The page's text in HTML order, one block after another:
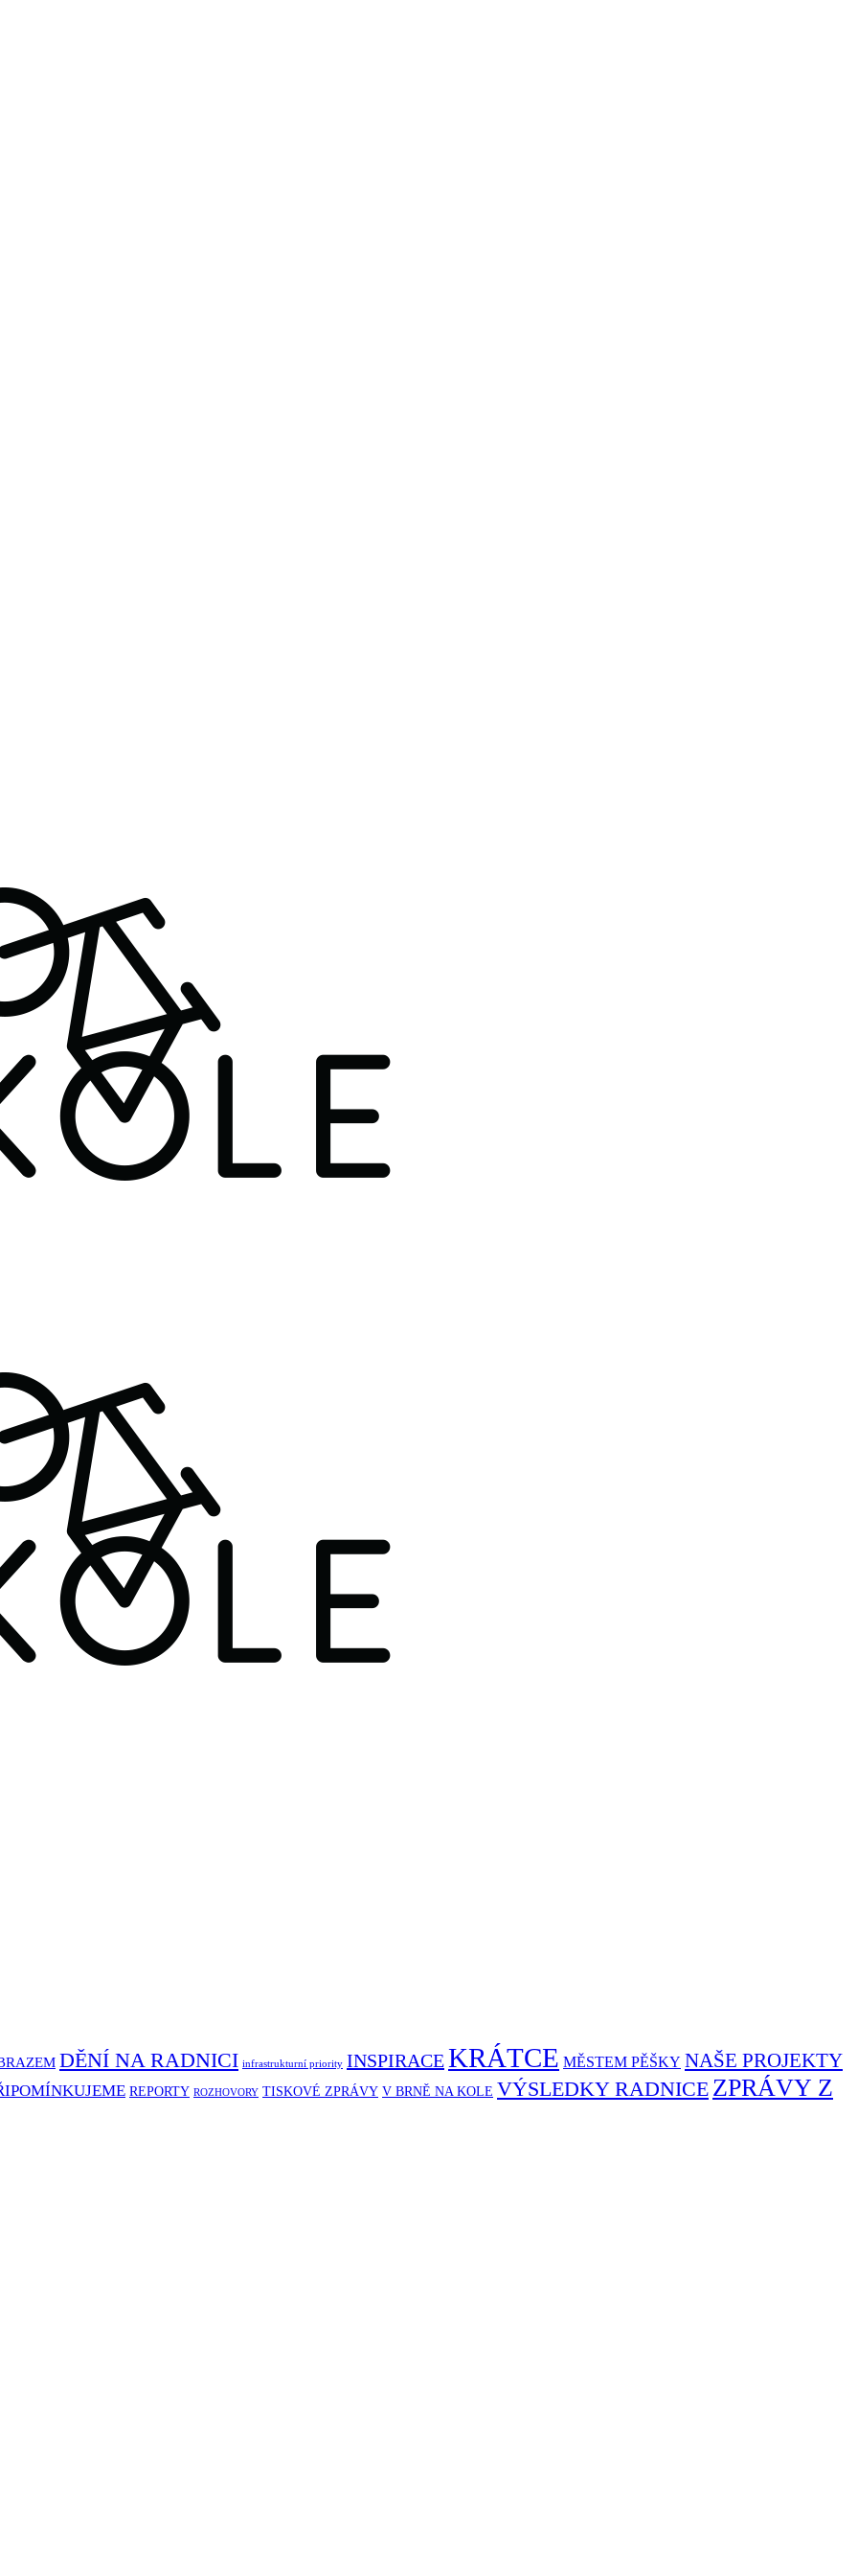
DĚNÍ NA RADNICI infrastrukturní priority INSPIRACEKRÁTCE MĚSTEM PĚŠKY NAŠE PROJEKTY
REPORTY ROZHOVORY TISKOVÉ ZPRÁVY V BRNĚ NA KOLE VÝSLEDKY RADNICE ZPRÁVY Z